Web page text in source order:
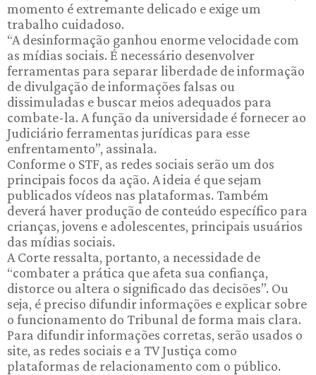
momento é extremante delicado e exige um
trabalho cuidadoso.
“A desinformação ganhou enorme velocidade com
as mídias sociais. É necessário desenvolver
ferramentas para separar liberdade de informação
de divulgação de informações falsas ou
dissimuladas e buscar meios adequados para
combate-la. A função da universidade é fornecer ao
Judiciário ferramentas jurídicas para esse
enfrentamento”, assinala.
Conforme o STF, as redes sociais serão um dos
principais focos da ação. A ideia é que sejam
publicados vídeos nas plataformas. Também
deverá haver produção de conteúdo específico para
crianças, jovens e adolescentes, principais usuários
das mídias sociais.
A Corte ressalta, portanto, a necessidade de
“combater a prática que afeta sua confiança,
distorce ou altera o significado das decisões”. Ou
seja, é preciso difundir informações e explicar sobre
o funcionamento do Tribunal de forma mais clara.
Para difundir informações corretas, serão usados o
site, as redes sociais e a TV Justiça como
plataformas de relacionamento com o público.